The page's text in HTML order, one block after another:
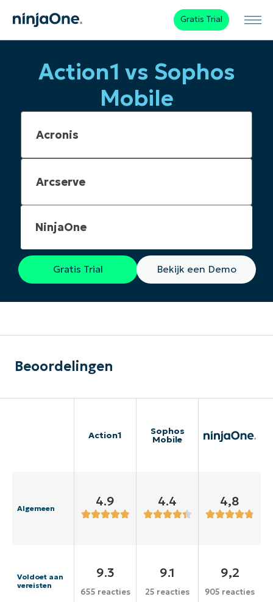
Gratis Trial
Action1 vs Sophos
Mobile
NinjaOne
Gratis Trial Bekijk een Demo
Beoordelingen
Action1 Sophos
Mobile
Algemeen 4.9 4.4 4,8
Voldoet aan
vereisten
9.3
655 reacties
9.1
25 reacties
9,2
905 reacties